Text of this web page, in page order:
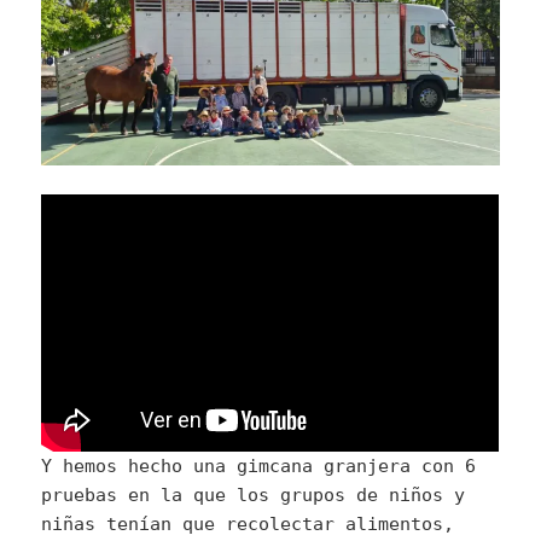
Y hemos hecho una gimcana granjera con 6
pruebas en la que los grupos de niños y
niñas tenían que recolectar alimentos,